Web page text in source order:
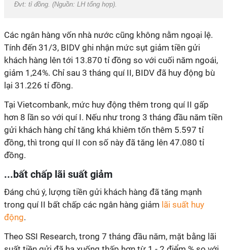
Đvt: tỉ đồng. (Nguồn: LH tổng hợp).
Các ngân hàng vốn nhà nước cũng không nằm ngoại lệ.
Tính đến 31/3, BIDV ghi nhận mức sụt giảm tiền gửi
khách hàng lên tới 13.870 tỉ đồng so với cuối năm ngoái,
giảm 1,24%. Chỉ sau 3 tháng quí II, BIDV đã huy động bù
lại 31.226 tỉ đồng.
Tại Vietcombank, mức huy động thêm trong quí II gấp
hơn 8 lần so với quí I. Nếu như trong 3 tháng đầu năm tiền
gửi khách hàng chỉ tăng khá khiêm tốn thêm 5.597 tỉ
đồng, thì trong quí II con số này đã tăng lên 47.080 tỉ
đồng.
...bất chấp lãi suất giảm
Đáng chú ý, lượng tiền gửi khách hàng đã tăng mạnh
trong quí II bất chấp các ngân hàng giảm lãi suất huy
động.
Theo SSI Research, trong 7 tháng đầu năm, mặt bằng lãi